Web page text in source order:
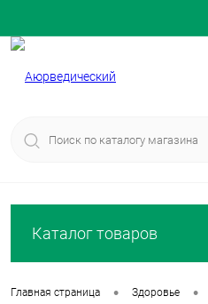
Каталог товаров
Главная страница • Здоровье •